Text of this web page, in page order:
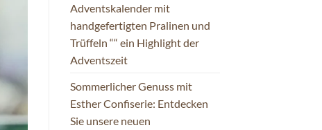
Adventskalender mit
handgefertigten Pralinen und
Trüffeln ““ ein Highlight der
Adventszeit
Sommerlicher Genuss mit
Esther Confiserie: Entdecken
Sie unsere neuen